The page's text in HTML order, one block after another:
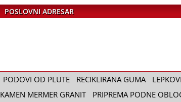
POSLOVNI ADRESAR
PODOVI OD PLUTE RECIKLIRANA GUMA
KAMEN MERMER GRANIT PRIPREMA PODNE